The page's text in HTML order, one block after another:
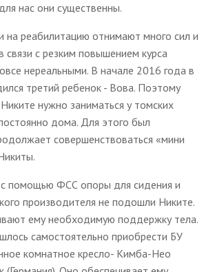
нас они существенны.
на реабилитацию отнимают много сил и
связи с резким повышением курса
нереальными. В начале 2016 года в
третий ребенок - Вова. Поэтому
нужно заниматься у томских
дома. Для этого был
совершенствоваться «мини
помощью ФСС опоры для сидения и
производителя не подошли Никите.
ему необходимую поддержку тела.
самостоятельно приобрести БУ
комнатное кресло- Кимба-Нео